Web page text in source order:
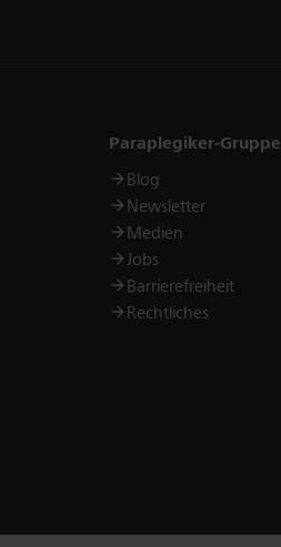
Links
Paraplegiker-Gruppe
Blog
Newsletter
Medien
Jobs
Barrierefreiheit
Rechtliches